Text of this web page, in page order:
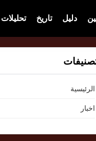
دليل تاريخ تحليلات
الرئيسية
اخبار